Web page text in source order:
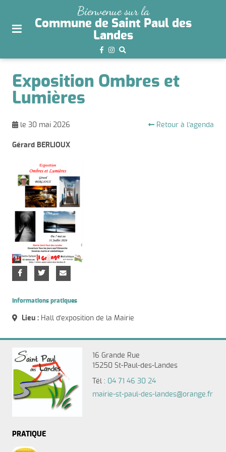
site
aller au
Bienvenue sur la
Commune de Saint Paul des
Landes
Exposition Ombres et
Lumières
le 30 mai 2026 Retour à l'agenda
Gérard BERLIOUX
Informations pratiques
Lieu : Hall d'exposition de la Mairie
16 Grande Rue
15250 St-Paul-des-Landes
Tél : 04 71 46 30 24
mairie-st-paul-des-landes@orange.fr
PRATIQUE